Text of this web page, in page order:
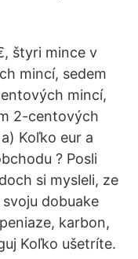
štyri mince v
mincí, sedem
mincí,
2-centových
Koľko eur a
? Posli
si mysleli, ze
dobuake
karbon,
Koľko ušetríte.